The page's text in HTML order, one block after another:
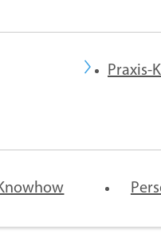
Praxis-
und
und Sachsen-